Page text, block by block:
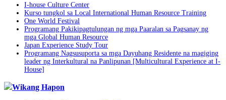
I-house Culture Center
Kurso tungkol sa Local International Human Resource Training
One World Festival
Programang Pakikipagtulungan ng mga Paaralan sa Pagsanay ng
mga Global Human Resource
Japan Experience Study Tour
Programang Nagsusuporta sa mga Dayuhang Residente na magiging
leader ng Interkultural na Panlipunan [Multicultural Experience at I-
House]
Wikang Hapon